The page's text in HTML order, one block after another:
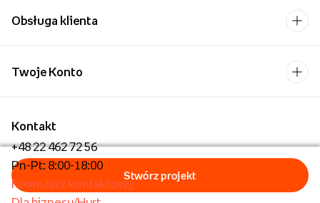
Obsługa klienta
Kontakt
+48 22 462 72 56
Pn-Pt: 8:00-18:00
Formularz kontaktowy
Twoje Konto